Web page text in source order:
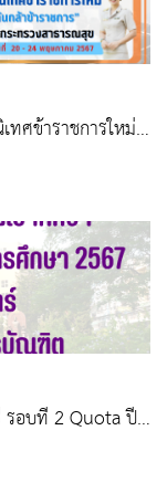
ทศข้าราชการใหม่
ทรวงสาธารณสุข
รอบที่ 2 Quota ปี